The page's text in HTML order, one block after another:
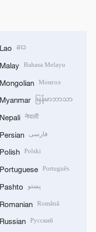
Lao ລາວ
Malay Bahasa Melayu
Mongolian Монгол
Myanmar မြန်မာဘာသာ
Nepali नेपाली
Persian فارسی
Polish Polski
Portuguese Português
Pashto پښتو
Romanian Română
Russian Русский